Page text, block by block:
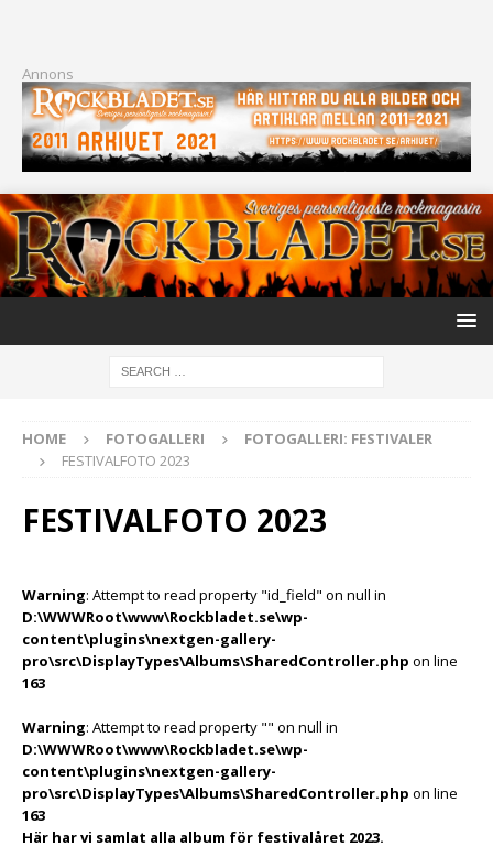
Annons
HOME FOTOGALLERI
FOTOGALLERI: FESTIVALER
FESTIVALFOTO 2023
FESTIVALFOTO 2023
Warning: Attempt to read property "id_field" on null in
D:\WWWRoot\www\Rockbladet.se\wp-
content\plugins\nextgen-gallery-
pro\src\DisplayTypes\Albums\SharedController.php on line
163
Warning: Attempt to read property "" on null in
D:\WWWRoot\www\Rockbladet.se\wp-
content\plugins\nextgen-gallery-
pro\src\DisplayTypes\Albums\SharedController.php on line
163
Här har vi samlat alla album för festivalåret 2023.